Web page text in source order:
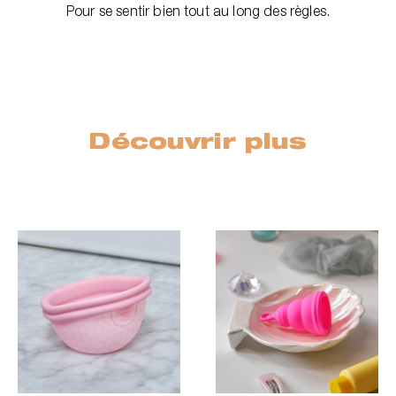
Pour se sentir bien tout au long des règles.
Découvrir plus